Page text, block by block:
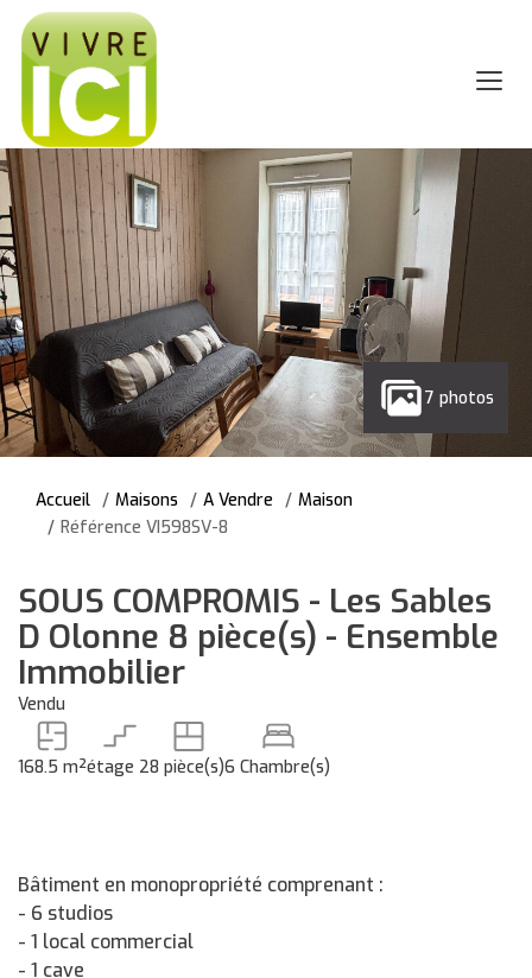
7 photos
Accueil Maisons A Vendre
Maison
Référence VI598SV-8
SOUS COMPROMIS - Les Sables
D Olonne 8 pièce(s) - Ensemble
Immobilier
Vendu
168.5 m²étage 28 pièce(s)6 Chambre(s)
Bâtiment en monopropriété comprenant :
- 6 studios
- 1 local commercial
- 1 cave